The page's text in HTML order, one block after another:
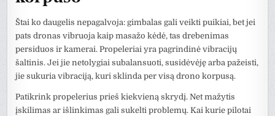
Štai ko daugelis nepagalvoja: gimbalas gali veikti puikiai, bet jei
pats dronas vibruoja kaip masažo kėdė, tas drebenimas
persiduos ir kamerai. Propeleriai yra pagrindinė vibracijų
šaltinis. Jei jie netolygiai subalansuoti, susidėvėję arba pažeisti,
jie sukuria vibraciją, kuri sklinda per visą drono korpusą.
Patikrink propelerius prieš kiekvieną skrydį. Net mažytis
įskilimas ar išlinkimas gali sukelti problemų. Kai kurie pilotai